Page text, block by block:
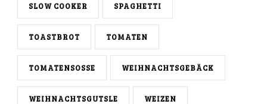
SLOW COOKER SPAGHETTI
TOASTBROT TOMATEN
TOMATENSOSSE WEIHNACHTSGEBÄCK
WEIHNACHTSGUTSLE WEIZEN